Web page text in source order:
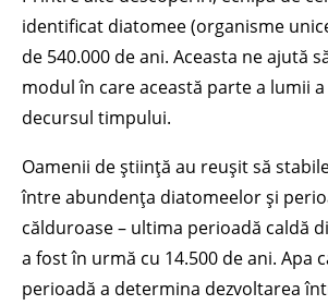
identificat diatomee (organisme
de 540.000 de ani. Aceasta ne ajută
modul în care această parte a lumii
decursul timpului.
Oamenii de știință au reușit să
între abundența diatomeelor și
călduroase – ultima perioadă caldă
a fost în urmă cu 14.500 de ani. Apa
perioadă a determina dezvoltarea